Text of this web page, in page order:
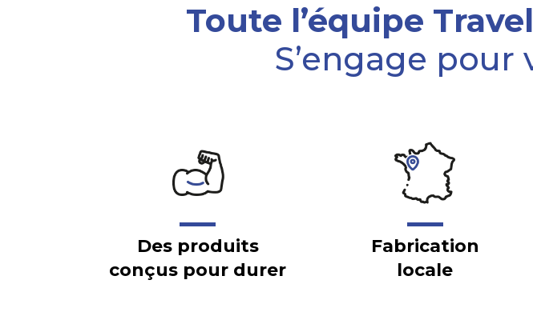
Toute l’équipe
S’engage
Des produits
conçus pour durer
Fabrication
locale